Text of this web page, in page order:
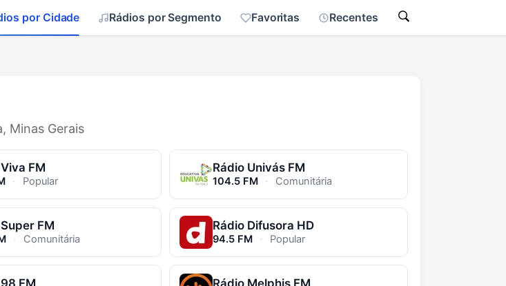
por Cidade Rádios por Segmento Favoritas Recentes
Minas Gerais
FM
· Popular
Rádio Univás FM
104.5 FM · Comunitária
FM
· Comunitária
Rádio Difusora HD
94.5 FM · Popular
FM Rádio Melphis FM